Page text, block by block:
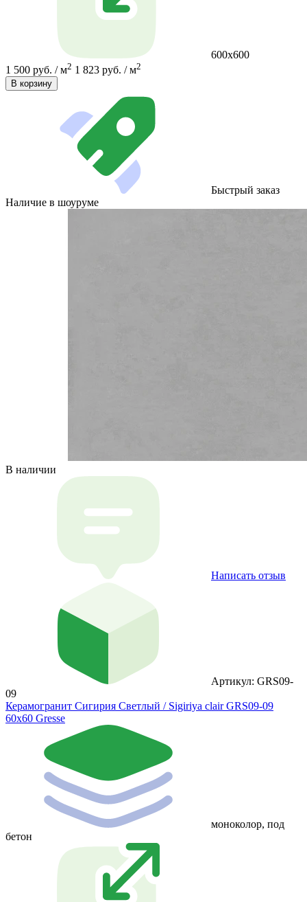
600х600
1 500 руб. / м2 1 823 руб. / м2
В корзину
Быстрый заказ
Наличие в шоуруме
В наличии
Написать отзыв
Артикул: GRS09-
09
Керамогранит Сигирия Светлый / Sigiriya clair GRS09-09
60х60 Gresse
моноколор, под
бетон